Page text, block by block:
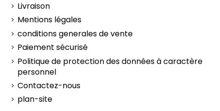
Livraison
Mentions légales
conditions generales de vente
Paiement sécurisé
Politique de protection des données à caractère
personnel
Contactez-nous
plan-site